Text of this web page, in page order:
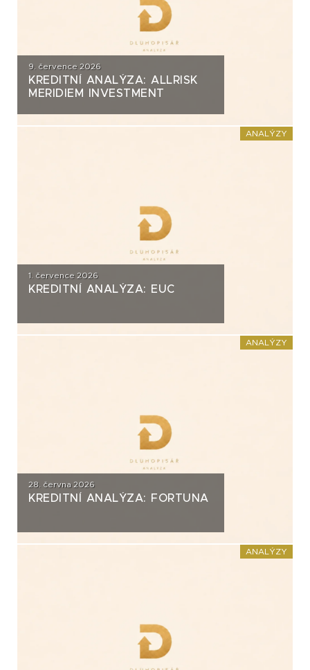
9. července 2026
KREDITNÍ ANALÝZA: ALLRISK
MERIDIEM INVESTMENT
ANALÝZY
1. července 2026
KREDITNÍ ANALÝZA: EUC
ANALÝZY
28. června 2026
KREDITNÍ ANALÝZA: FORTUNA
ANALÝZY